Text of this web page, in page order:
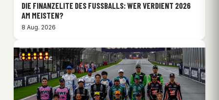
DIE FINANZELITE DES FUSSBALLS: WER VERDIENT 2026 A
M MEISTEN?
8 Aug. 2026